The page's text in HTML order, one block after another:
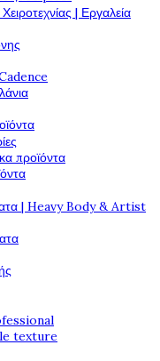
| Εργαλεία
προϊόντα
| Heavy Body & Artist
texture